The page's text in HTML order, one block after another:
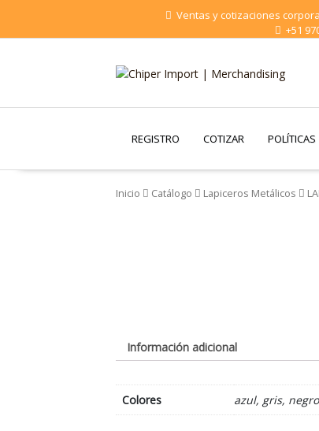
contenido
Ventas y cotizaciones
+51
Merchandising
REGISTRO COTIZAR POLÍTICAS
Inicio Catálogo Lapiceros Metálicos
Información adicional
Colores azul, gris,